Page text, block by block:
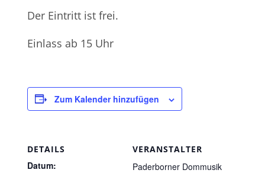
Der Eintritt ist frei.
Einlass ab 15 Uhr
Zum Kalender hinzufügen
DETAILS
Datum:
VERANSTALTER
Paderborner Dommusik